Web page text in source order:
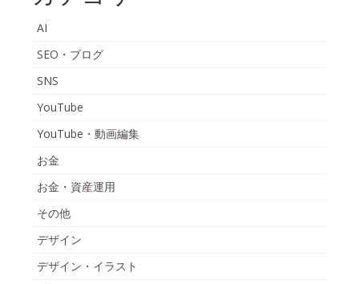
AI
SEO・ブログ
SNS
YouTube
YouTube・動画編集
お金
お金・資産運用
その他
デザイン
デザイン・イラスト